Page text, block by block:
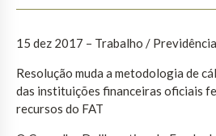
15 dez 2017 – Trabalho / Previdência
Resolução muda a metodologia de
das instituições financeiras oficiais
recursos do FAT